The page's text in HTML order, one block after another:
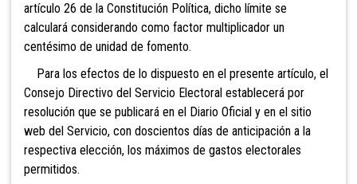
artículo 26 de la Constitución Política, dicho límite se
calculará considerando como factor multiplicador un
centésimo de unidad de fomento.
Para los efectos de lo dispuesto en el presente artículo, el
Consejo Directivo del Servicio Electoral establecerá por
resolución que se publicará en el Diario Oficial y en el sitio
web del Servicio, con doscientos días de anticipación a la
respectiva elección, los máximos de gastos electorales
permitidos.